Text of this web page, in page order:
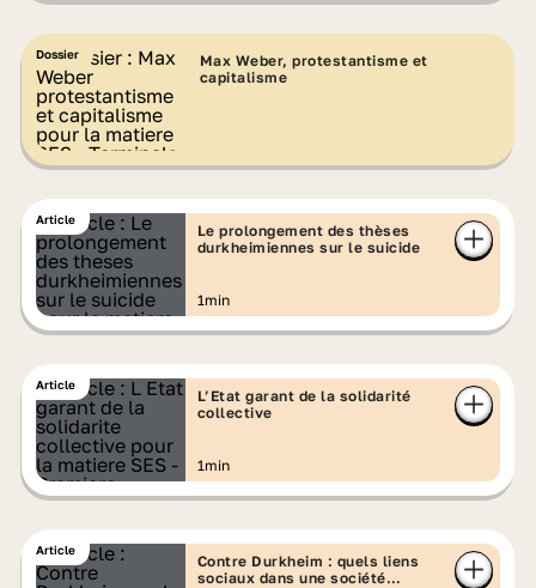
Dossier
Max Weber, protestantisme et
capitalisme
Article
Le prolongement des thèses
durkheimiennes sur le suicide
1min
Article
L’Etat garant de la solidarité
collective
1min
Article
Contre Durkheim : quels liens
sociaux dans une société